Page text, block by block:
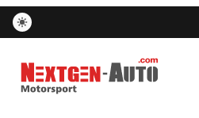
Nextgen-Auto.com